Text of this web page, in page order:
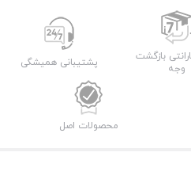
بازگشت
وجه
پشتیبانی همیشگی
محصولات اصل